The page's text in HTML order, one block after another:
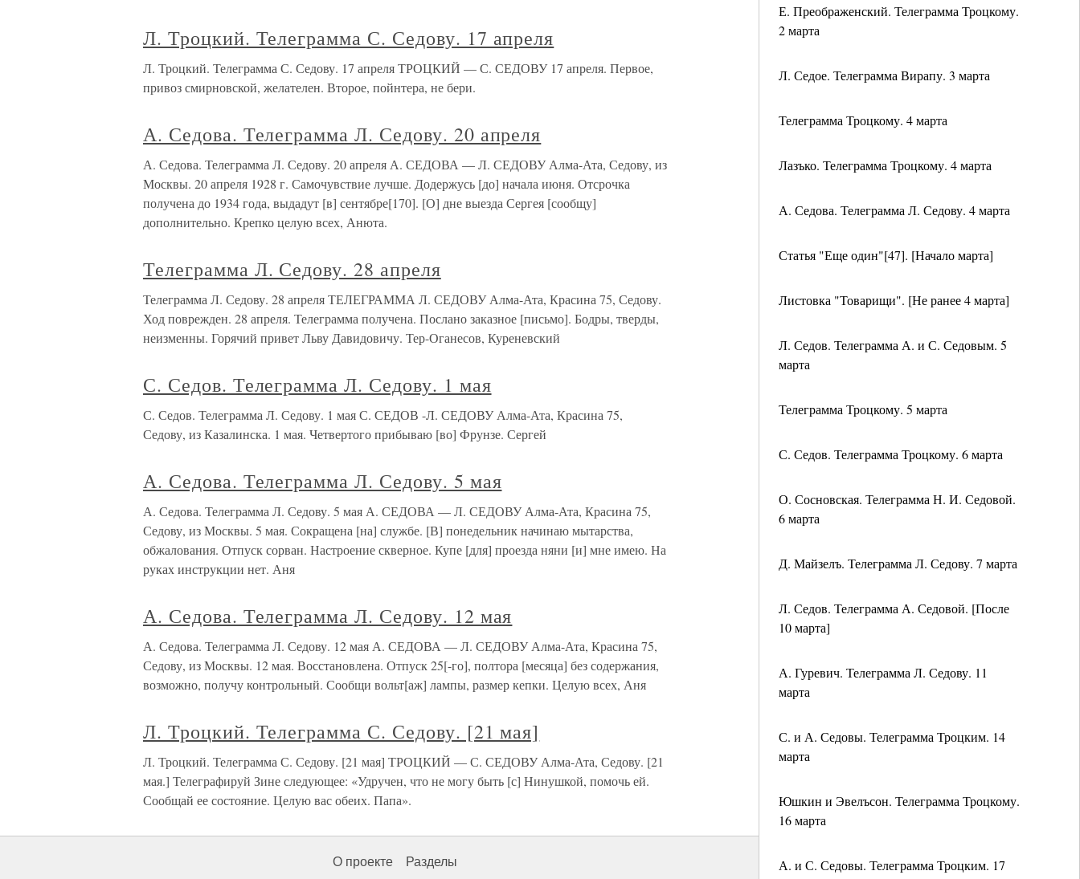
Е. Преображенский. Телеграмма Троцкому.
2 марта
Л. Седое. Телеграмма Вирапу. 3 марта
Телеграмма Троцкому. 4 марта
Лазъко. Телеграмма Троцкому. 4 марта
А. Седова. Телеграмма Л. Седову. 4 марта
Статья "Еще один"[47]. [Начало марта]
Листовка "Товарищи". [Не ранее 4 марта]
Л. Седов. Телеграмма А. и С. Седовым. 5
марта
Телеграмма Троцкому. 5 марта
С. Седов. Телеграмма Троцкому. 6 марта
О. Сосновская. Телеграмма Н. И. Седовой.
6 марта
Д. Майзелъ. Телеграмма Л. Седову. 7 марта
Л. Седов. Телеграмма А. Седовой. [После
10 марта]
А. Гуревич. Телеграмма Л. Седову. 11
марта
С. и А. Седовы. Телеграмма Троцким. 14
марта
Юшкин и Эвелъсон. Телеграмма Троцкому.
16 марта
А. и С. Седовы. Телеграмма Троцким. 17
Л. Троцкий. Телеграмма С. Седову. 17 апреля
Л. Троцкий. Телеграмма С. Седову. 17 апреля ТРОЦКИЙ — С. СЕДОВУ 17 апреля. Первое,
привоз смирновской, желателен. Второе, пойнтера, не бери.
А. Седова. Телеграмма Л. Седову. 20 апреля
А. Седова. Телеграмма Л. Седову. 20 апреля А. СЕДОВА — Л. СЕДОВУ Алма-Ата, Седову, из
Москвы. 20 апреля 1928 г. Самочувствие лучше. Додержусь [до] начала июня. Отсрочка
получена до 1934 года, выдадут [в] сентябре[170]. [О] дне выезда Сергея [сообщу]
дополнительно. Крепко целую всех, Анюта.
Телеграмма Л. Седову. 28 апреля
Телеграмма Л. Седову. 28 апреля ТЕЛЕГРАММА Л. СЕДОВУ Алма-Ата, Красина 75, Седову.
Ход поврежден. 28 апреля. Телеграмма получена. Послано заказное [письмо]. Бодры, тверды,
неизменны. Горячий привет Льву Давидовичу. Тер-Оганесов, Куреневский
С. Седов. Телеграмма Л. Седову. 1 мая
С. Седов. Телеграмма Л. Седову. 1 мая С. СЕДОВ -Л. СЕДОВУ Алма-Ата, Красина 75,
Седову, из Казалинска. 1 мая. Четвертого прибываю [во] Фрунзе. Сергей
А. Седова. Телеграмма Л. Седову. 5 мая
А. Седова. Телеграмма Л. Седову. 5 мая А. СЕДОВА — Л. СЕДОВУ Алма-Ата, Красина 75,
Седову, из Москвы. 5 мая. Сокращена [на] службе. [В] понедельник начинаю мытарства,
обжалования. Отпуск сорван. Настроение скверное. Купе [для] проезда няни [и] мне имею. На
руках инструкции нет. Аня
А. Седова. Телеграмма Л. Седову. 12 мая
А. Седова. Телеграмма Л. Седову. 12 мая А. СЕДОВА — Л. СЕДОВУ Алма-Ата, Красина 75,
Седову, из Москвы. 12 мая. Восстановлена. Отпуск 25[-го], полтора [месяца] без содержания,
возможно, получу контрольный. Сообщи вольт[аж] лампы, размер кепки. Целую всех, Аня
Л. Троцкий. Телеграмма С. Седову. [21 мая]
Л. Троцкий. Телеграмма С. Седову. [21 мая] ТРОЦКИЙ — С. СЕДОВУ Алма-Ата, Седову. [21
мая.] Телеграфируй Зине следующее: «Удручен, что не могу быть [с] Нинушкой, помочь ей.
Сообщай ее состояние. Целую вас обеих. Папа».
О проекте Разделы